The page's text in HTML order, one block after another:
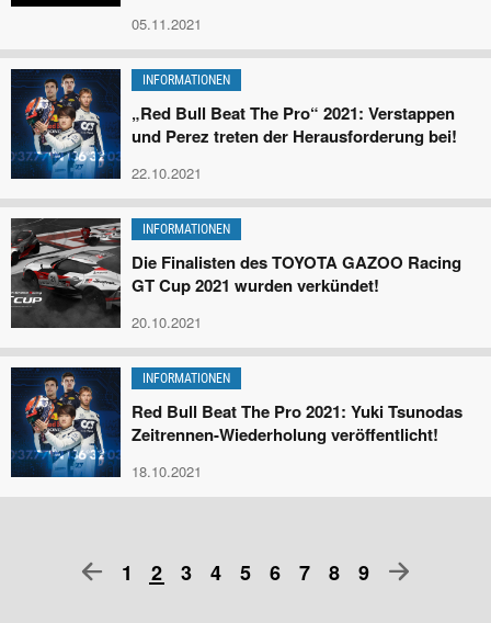
05.11.2021
INFORMATIONEN
„Red Bull Beat The Pro“ 2021: Verstappen
und Perez treten der Herausforderung bei!
22.10.2021
INFORMATIONEN
Die Finalisten des TOYOTA GAZOO Racing
GT Cup 2021 wurden verkündet!
20.10.2021
INFORMATIONEN
Red Bull Beat The Pro 2021: Yuki Tsunodas
Zeitrennen-Wiederholung veröffentlicht!
18.10.2021
1 2 3 4 5 6 7 8 9